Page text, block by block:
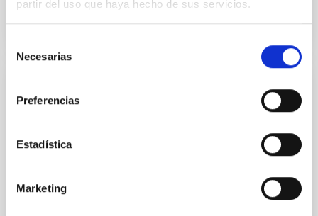
partir del uso que haya hecho de sus servicios.
Necesarias
Preferencias
Estadística
Marketing
Acuerdo para la instalación del Telescopio
Observatorio del Roque de los Muchachos
entre el IAC y el TMT International
Regular las condiciones para la instalación del TMT